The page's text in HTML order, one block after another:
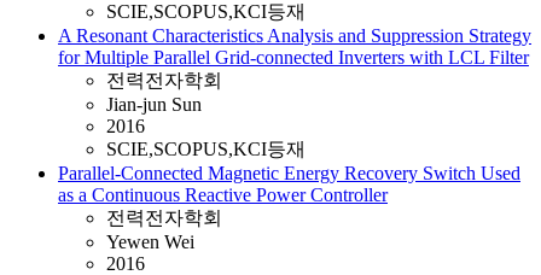
SCIE,SCOPUS,KCI등재
A Resonant Characteristics Analysis and Suppression Strategy
for Multiple Parallel Grid-connected Inverters with LCL Filter
전력전자학회
Jian-jun Sun
2016
SCIE,SCOPUS,KCI등재
Parallel-Connected Magnetic Energy Recovery Switch Used
as a Continuous Reactive Power Controller
전력전자학회
Yewen Wei
2016